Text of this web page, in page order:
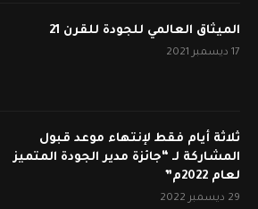
الميثاق العالمي للجودة للقرن 21
17 ديسمبر 2021
ثلاثة أيام فقط لإنتهاء موعد قبول
المشاركة لـ “جائزة مدير الجودة المتميز
لعام 2022م”
29 ديسمبر 2022